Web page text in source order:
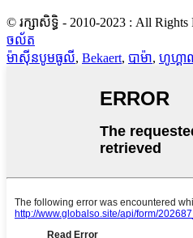
© រក្សាសិទ្ធិ - 2010-2023 : All Rights
ចល័ត
ម៉ាស៊ីនបូមធូលី, Bekaert, បាម៉ា, ហូហ្គ